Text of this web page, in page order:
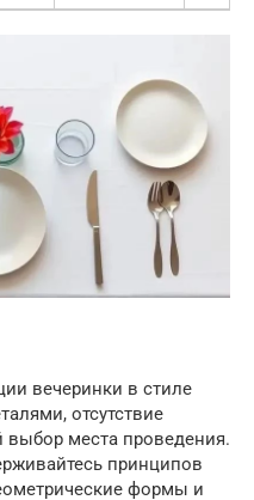
вечеринки в стиле
отсутствие
выбор места проведения.
принципов
формы и